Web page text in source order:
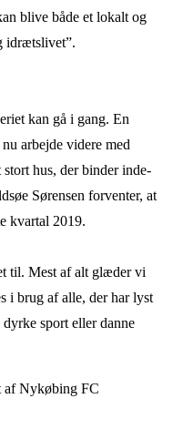
blive både et lokalt og
idrætslivet”.
kan gå i gang. En
arbejde videre med
hus, der binder inde-
Sørensen forventer, at
kvartal 2019.
til. Mest af alt glæder vi
i brug af alle, der har lyst
sport eller danne
af Nykøbing FC